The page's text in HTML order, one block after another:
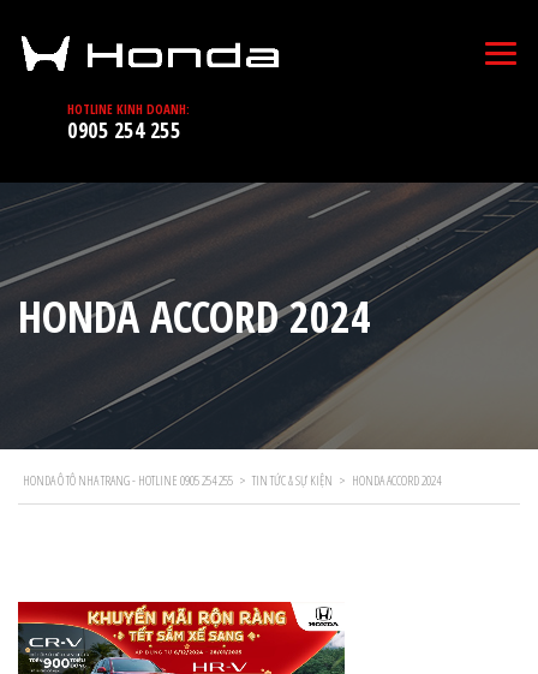
HOTLINE KINH DOANH:
0905 254 255
HONDA ACCORD 2024
HONDA Ô TÔ NHA TRANG - HOTLINE 0905 254 255 > TIN TỨC & SỰ KIỆN > HONDA ACCORD 2024